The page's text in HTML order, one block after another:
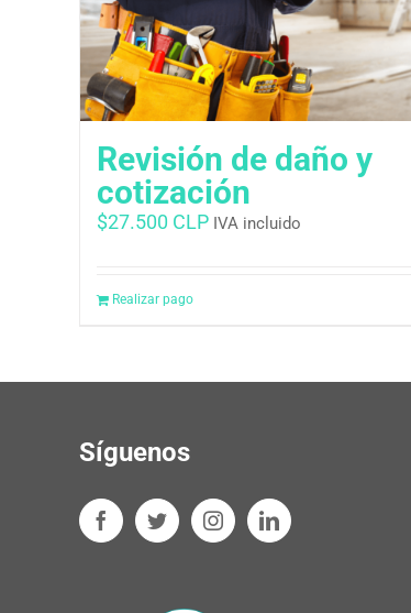
Revisión de daño y
cotización
$27.500 CLP IVA incluido
Realizar pago
Síguenos